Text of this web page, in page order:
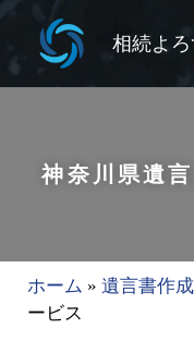
相続よ
神奈川県遺
ホーム » 遺言書作成
ービス